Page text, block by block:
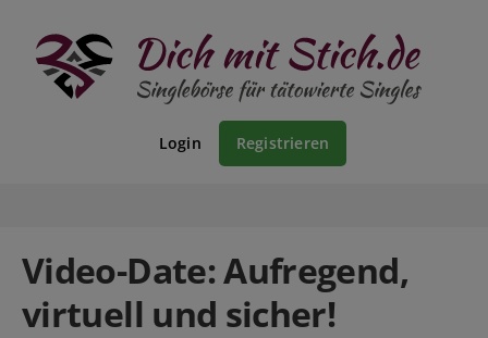
Login Registrieren
Video-Date: Aufregend,
virtuell und sicher!